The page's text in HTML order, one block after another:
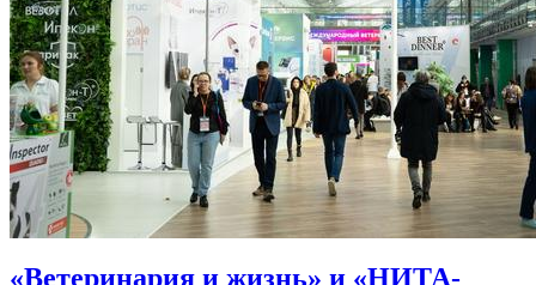
«Ветеринария и жизнь» и «НИТА-